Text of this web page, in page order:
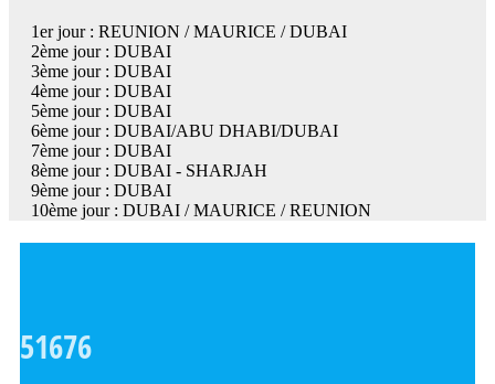
1er jour : REUNION / MAURICE / DUBAI
2ème jour : DUBAI
3ème jour : DUBAI
4ème jour : DUBAI
5ème jour : DUBAI
6ème jour : DUBAI/ABU DHABI/DUBAI
7ème jour : DUBAI
8ème jour : DUBAI - SHARJAH
9ème jour : DUBAI
10ème jour : DUBAI / MAURICE / REUNION
51676